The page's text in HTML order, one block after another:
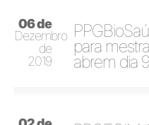
06 de
Dezembro
de
2019
para
abrem dia